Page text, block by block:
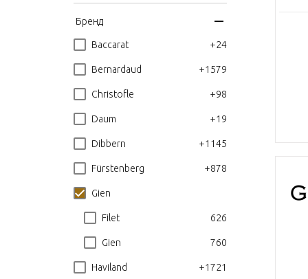
Бренд
Baccarat +24
Bernardaud +1579
Christofle +98
Daum +19
Dibbern +1145
Fürstenberg +878
Gien
Filet 626
Gien 760
Haviland +1721